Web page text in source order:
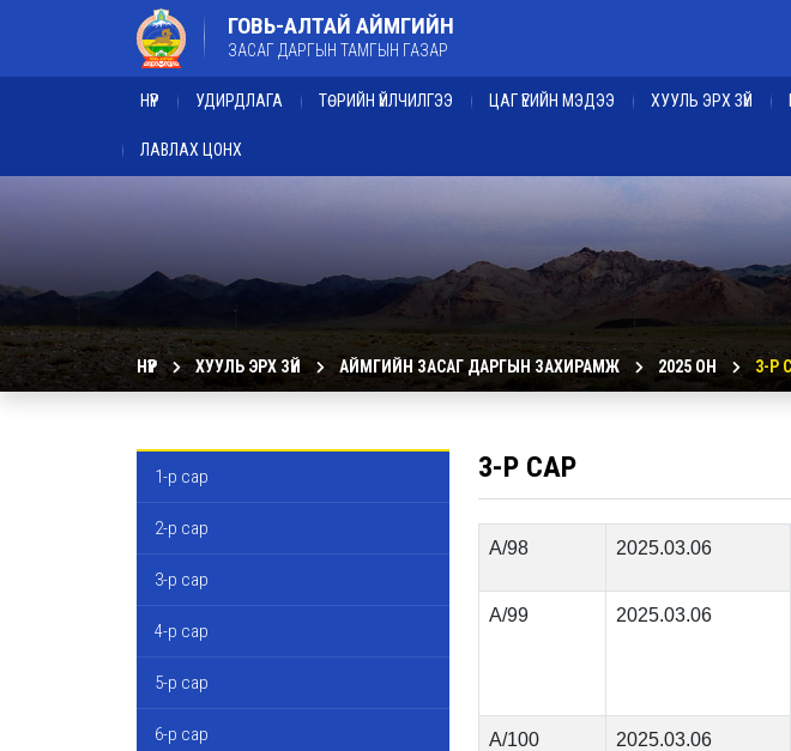
ГОВЬ-АЛТАЙ АЙМГИЙН
ЗАСАГ ДАРГЫН ТАМГЫН ГАЗАР
НҮҮР УДИРДЛАГА ТӨРИЙН ҮЙЛЧИЛГЭЭ ЦАГ ҮЕИЙН МЭДЭЭ ХУУЛЬ ЭРХ ЗҮЙ
ЛАВЛАХ ЦОНХ
НҮҮР ХУУЛЬ ЭРХ ЗҮЙ АЙМГИЙН ЗАСАГ ДАРГЫН ЗАХИРАМЖ 2025 ОН 3-Р
1-р сар
2-р сар
3-р сар
4-р сар
5-р сар
6-р сар
3-Р САР
А/98 2025.03.06
А/99 2025.03.06
А/100 2025.03.06